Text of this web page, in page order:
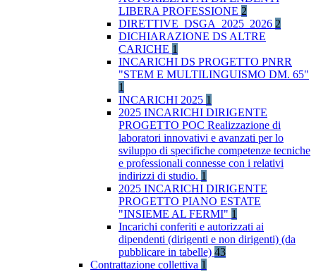
LIBERA PROFESSIONE 2
DIRETTIVE_DSGA_2025_2026 2
DICHIARAZIONE DS ALTRE
CARICHE 1
INCARICHI DS PROGETTO PNRR
"STEM E MULTILINGUISMO DM. 65"
1
INCARICHI 2025 1
2025 INCARICHI DIRIGENTE
PROGETTO POC Realizzazione di
laboratori innovativi e avanzati per lo
sviluppo di specifiche competenze tecniche
e professionali connesse con i relativi
indirizzi di studio. 1
2025 INCARICHI DIRIGENTE
PROGETTO PIANO ESTATE
"INSIEME AL FERMI" 1
Incarichi conferiti e autorizzati ai
dipendenti (dirigenti e non dirigenti) (da
pubblicare in tabelle) 43
Contrattazione collettiva 1